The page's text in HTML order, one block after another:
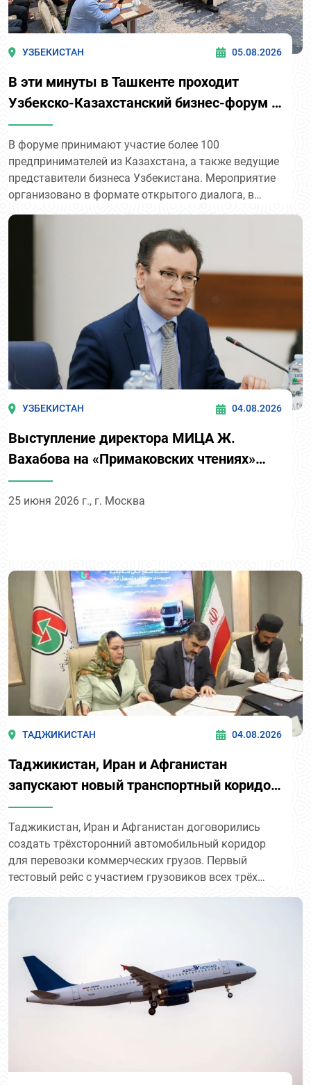
УЗБЕКИСТАН 05.08.2026
В эти минуты в Ташкенте проходит
Узбекско-Казахстанский бизнес-форум и
B2B-переговоры с участием делегации
во главе с Национальной палатой
предпринимателей Казахстана
"Атамекен."
В форуме принимают участие более 100
предпринимателей из Казахстана, а также ведущие
представители бизнеса Узбекистана. Мероприятие
организовано в формате открытого диалога, в
инвестиционному сотрудничеству, промышленной
кооперации, экспорту и совместным проектам.
УЗБЕКИСТАН 04.08.2026
Выступление директора МИЦА Ж.
Вахабова на «Примаковских чтениях»
Стратегическая сессия 6 «Евразийская
безопасность 2035. Специальная сессия
25 июня 2026 г., г. Москва
ТАДЖИКИСТАН 04.08.2026
Таджикистан, Иран и Афганистан
запускают новый транспортный коридор
для грузоперевозок
Таджикистан, Иран и Афганистан договорились
создать трёхсторонний автомобильный коридор
для перевозки коммерческих грузов. Первый
тестовый рейс с участием грузовиков всех трёх